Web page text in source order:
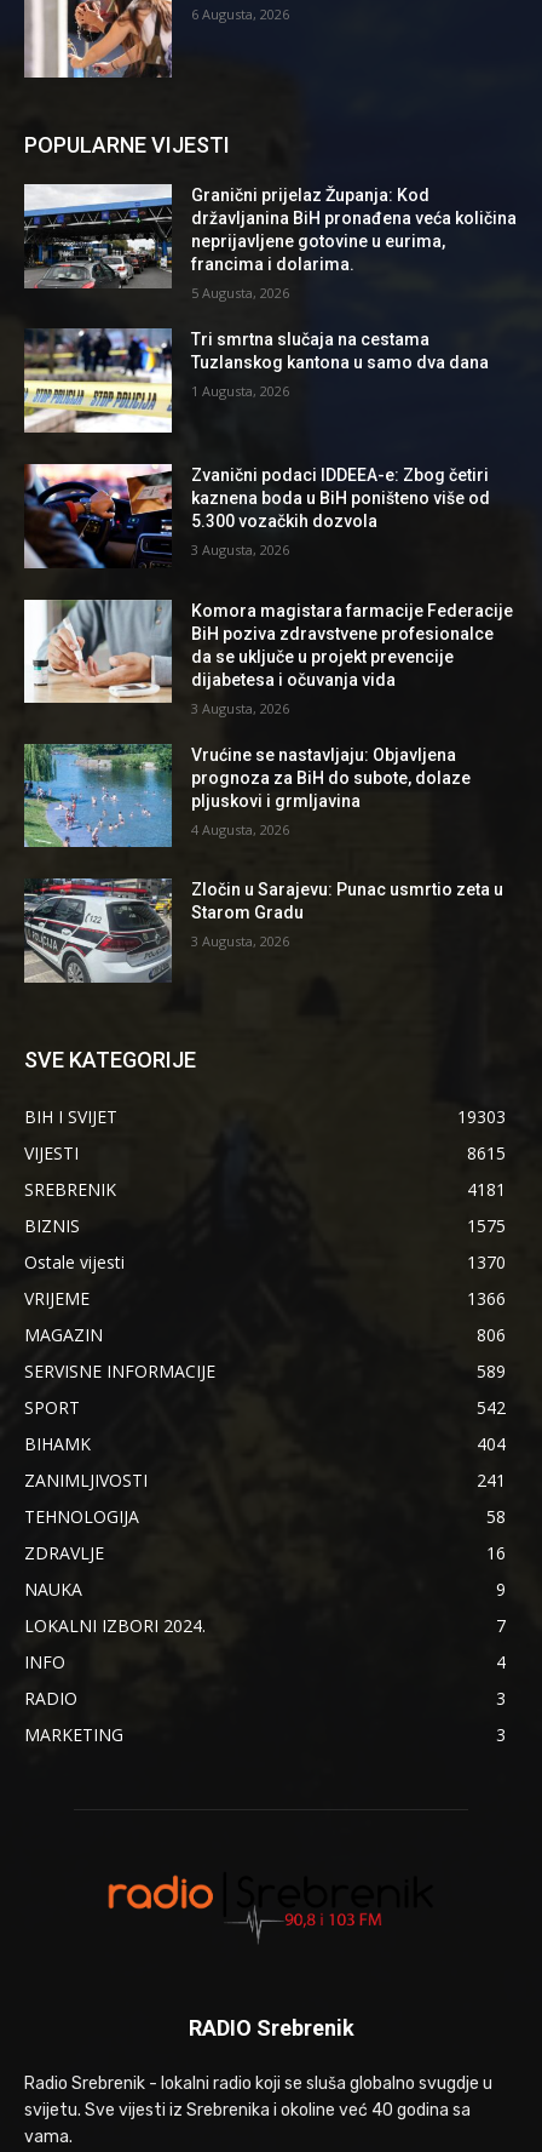
6 Augusta, 2026
POPULARNE VIJESTI
Granični prijelaz Županja: Kod
državljanina BiH pronađena veća količina
neprijavljene gotovine u eurima,
francima i dolarima.
5 Augusta, 2026
Tri smrtna slučaja na cestama
Tuzlanskog kantona u samo dva dana
1 Augusta, 2026
Zvanični podaci IDDEEA-e: Zbog četiri
kaznena boda u BiH poništeno više od
5.300 vozačkih dozvola
3 Augusta, 2026
Komora magistara farmacije Federacije
BiH poziva zdravstvene profesionalce
da se uključe u projekt prevencije
dijabetesa i očuvanja vida
3 Augusta, 2026
Vrućine se nastavljaju: Objavljena
prognoza za BiH do subote, dolaze
pljuskovi i grmljavina
4 Augusta, 2026
Zločin u Sarajevu: Punac usmrtio zeta u
Starom Gradu
3 Augusta, 2026
SVE KATEGORIJE
BIH I SVIJET
19303
VIJESTI
8615
SREBRENIK
4181
BIZNIS
1575
Ostale vijesti
1370
VRIJEME
1366
MAGAZIN
806
SERVISNE INFORMACIJE
589
SPORT
542
BIHAMK
404
ZANIMLJIVOSTI
241
TEHNOLOGIJA
58
ZDRAVLJE
16
NAUKA
9
LOKALNI IZBORI 2024.
7
INFO
4
RADIO
3
MARKETING
3
RADIO Srebrenik
Radio Srebrenik - lokalni radio koji se sluša globalno svugdje u
svijetu. Sve vijesti iz Srebrenika i okoline već 40 godina sa
vama.